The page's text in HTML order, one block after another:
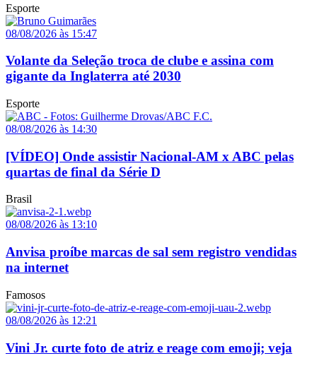
Esporte
08/08/2026 às 15:47
Volante da Seleção troca de clube e assina com
gigante da Inglaterra até 2030
Esporte
08/08/2026 às 14:30
[VÍDEO] Onde assistir Nacional-AM x ABC pelas
quartas de final da Série D
Brasil
08/08/2026 às 13:10
Anvisa proíbe marcas de sal sem registro vendidas
na internet
Famosos
08/08/2026 às 12:21
Vini Jr. curte foto de atriz e reage com emoji; veja